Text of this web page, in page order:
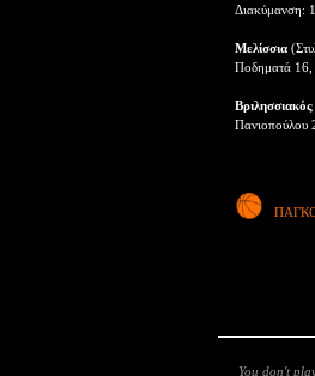
Διακύμανση:
Μελίσσια
Ποδηματά 16,
Βριλησσιακός
Πανιοπούλου
You don't